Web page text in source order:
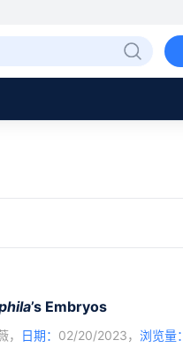
’s Embryos
， 日期： 02/20/2023， 浏览量：